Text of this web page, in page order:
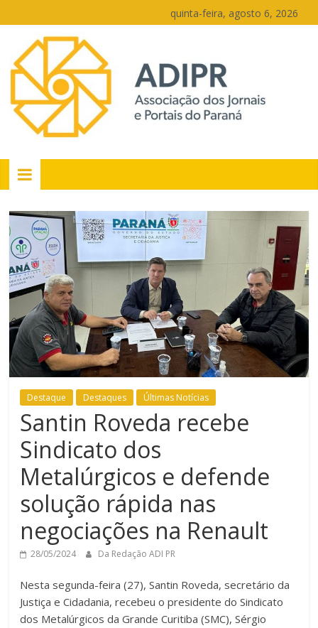
para
conteúdo
quinta-feira, agosto 6, 2026
PR
Portais
Portal
de
notícias
do
Paraná
Destaque Destaques Últimas Notícias
Santin Roveda recebe
Sindicato dos
Metalúrgicos e defende
solução rápida nas
negociações na Renault
28/05/2024 Da Redação ADI PR
Nesta segunda-feira (27), Santin Roveda, secretário da
Justiça e Cidadania, recebeu o presidente do Sindicato
dos Metalúrgicos da Grande Curitiba (SMC), Sérgio